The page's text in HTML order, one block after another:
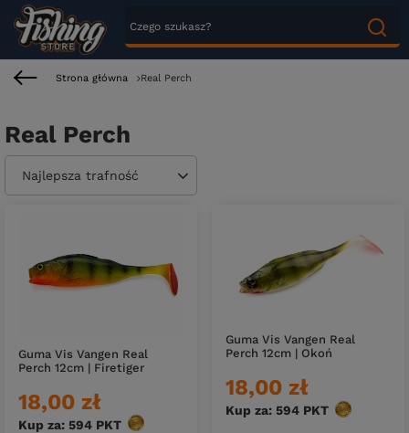
Strona główna Real Perch
Real Perch
Zmień sortowanie
Najlepsza trafność
Guma Vis Vangen Real
Perch 12cm | Firetiger
18,00 zł
Kup za: 594 PKT punktów
Guma Vis Vangen Real
Perch 12cm | Okoń
18,00 zł
Kup za: 594 PKT punktów